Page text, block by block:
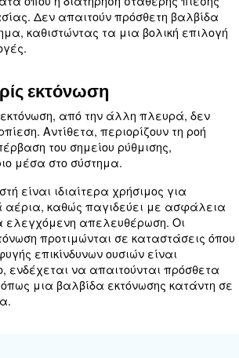
ρύθμισης
εκτόνωση. Η κατανόηση των
τύπων είναι σημαντική για
για τη συγκεκριμένη εφαρμογή
έχουν σχεδιαστεί για
πίεσης μέσω μιας
υποδεικνύεται από έναν ήχο
ο ρυθμιστής απελευθερώνει
το σημείο ρύθμισης.